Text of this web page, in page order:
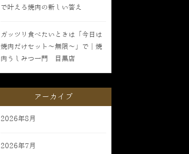
で叶える焼肉の新しい答え
ガッツリ食べたいときは「今日は
焼肉だけセット〜無限〜」で｜焼
肉うしみつ一門 目黒店
アーカイブ
2026年8月
2026年7月